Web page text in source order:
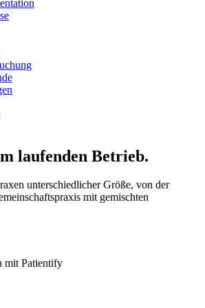
laufenden Betrieb.
unterschiedlicher Größe, von der
mit gemischten
mit Patientify